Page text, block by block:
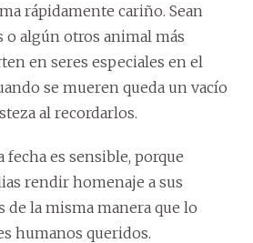
rápidamente cariño. Sean
o algún otros animal más
en seres especiales en el
se mueren queda un vacío
al recordarlos.
fecha es sensible, porque
rendir homenaje a sus
de la misma manera que lo
humanos queridos.